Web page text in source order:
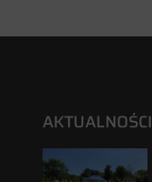
AKTUALNOŚCI